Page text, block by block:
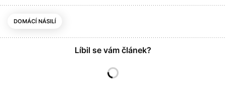
DOMÁCÍ NÁSILÍ
Líbil se vám článek?